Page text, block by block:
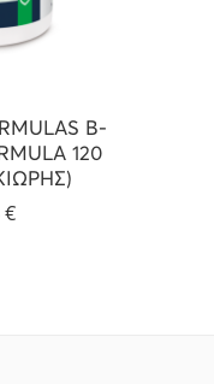
B-
120
€